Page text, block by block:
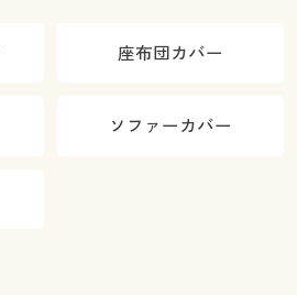
座布団カバー
ソファーカバー